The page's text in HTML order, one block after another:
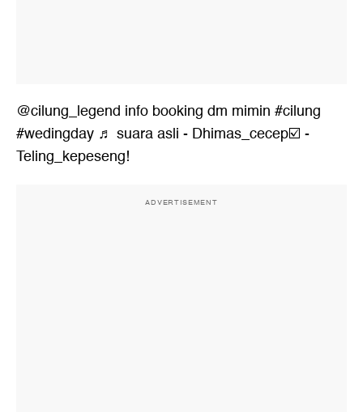
@cilung_legend info booking dm mimin #cilung
#wedingday ♬ suara asli - Dhimas_cecep☑️ -
Teling_kepeseng!
ADVERTISEMENT